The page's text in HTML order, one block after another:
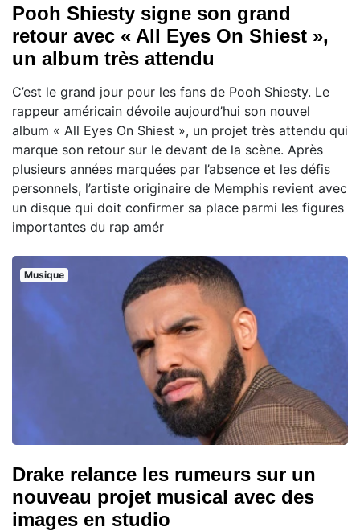
Pooh Shiesty signe son grand
retour avec « All Eyes On Shiest »,
un album très attendu
C’est le grand jour pour les fans de Pooh Shiesty. Le
rappeur américain dévoile aujourd’hui son nouvel
album « All Eyes On Shiest », un projet très attendu qui
marque son retour sur le devant de la scène. Après
plusieurs années marquées par l’absence et les défis
personnels, l’artiste originaire de Memphis revient avec
un disque qui doit confirmer sa place parmi les figures
importantes du rap amér
Musique
Drake relance les rumeurs sur un
nouveau projet musical avec des
images en studio